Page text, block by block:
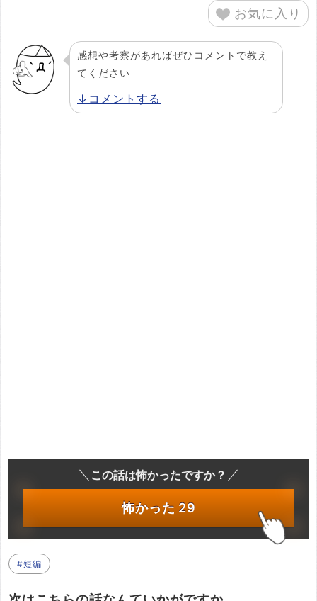
お気に入り
感想や考察があればぜひコメントで教え
てください
↓コメントする
この話は怖かったですか？
怖かった 29
#短編